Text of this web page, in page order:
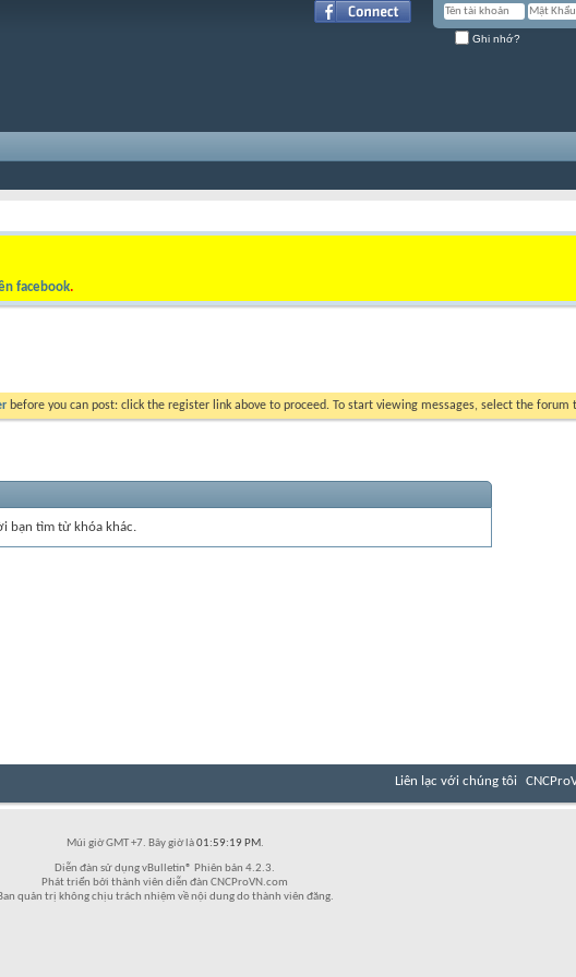
Ghi nhớ?
facebook.
before you can post: click the register link above to proceed. To start viewing messages, select the
bạn tìm từ khóa khác.
Liên lạc với chúng tôi
Múi giờ GMT +7. Bây giờ là01:59:19 PM.
Diễn đàn sử dụng vBulletin® Phiên bản 4.2.3.
Phát triển bởi thành viên diễn đàn CNCProVN.com
quản trị không chịu trách nhiệm về nội dung do thành viên đăng.